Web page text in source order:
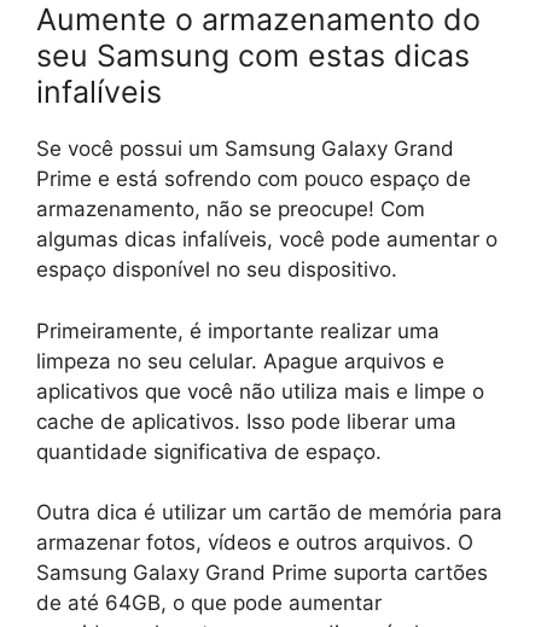
Aumente o armazenamento do
seu Samsung com estas dicas
infalíveis
Se você possui um Samsung Galaxy Grand
Prime e está sofrendo com pouco espaço de
armazenamento, não se preocupe! Com
algumas dicas infalíveis, você pode aumentar o
espaço disponível no seu dispositivo.
Primeiramente, é importante realizar uma
limpeza no seu celular. Apague arquivos e
aplicativos que você não utiliza mais e limpe o
cache de aplicativos. Isso pode liberar uma
quantidade significativa de espaço.
Outra dica é utilizar um cartão de memória para
armazenar fotos, vídeos e outros arquivos. O
Samsung Galaxy Grand Prime suporta cartões
de até 64GB, o que pode aumentar